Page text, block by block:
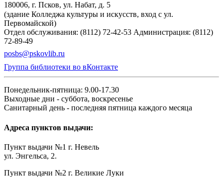
180006, г. Псков, ул. Набат, д. 5
(здание Колледжа культуры и искусств, вход с ул.
Первомайской)
Отдел обслуживания: (8112) 72-42-53 Администрация: (8112)
72-89-49
posbs@pskovlib.ru
Группа библиотеки во вКонтакте
Понедельник-пятница: 9.00-17.30
Выходные дни - суббота, воскресенье
Санитарный день - последняя пятница каждого месяца
Адреса пунктов выдачи:
Пункт выдачи №1 г. Невель
ул. Энгельса, 2.
Пункт выдачи №2 г. Великие Луки